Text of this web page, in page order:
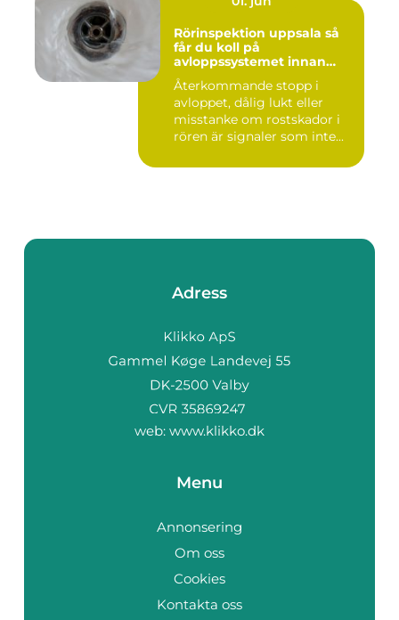
Rörinspektion uppsala så
får du koll på
avloppssystemet innan
problemen växer
Återkommande stopp i
avloppet, dålig lukt eller
misstanke om rostskador i
rören är signaler som inte...
Adress
web: www.klikko.dk
Menu
Annonsering
Om oss
Cookies
Kontakta oss